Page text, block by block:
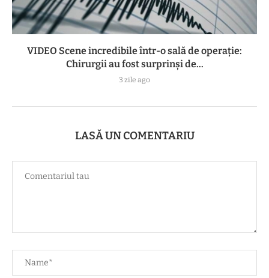
VIDEO Scene incredibile într-o sală de operație:
Chirurgii au fost surprinși de...
3 zile ago
LASĂ UN COMENTARIU